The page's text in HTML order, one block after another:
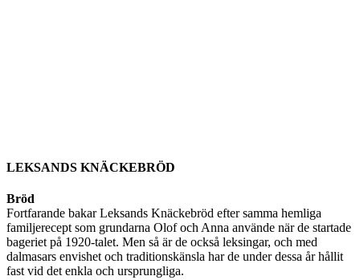
LEKSANDS KNÄCKEBRÖD
Bröd
Fortfarande bakar Leksands Knäckebröd efter samma hemliga
familjerecept som grundarna Olof och Anna använde när de startade
bageriet på 1920-talet. Men så är de också leksingar, och med
dalmasars envishet och traditionskänsla har de under dessa år hållit
fast vid det enkla och ursprungliga.